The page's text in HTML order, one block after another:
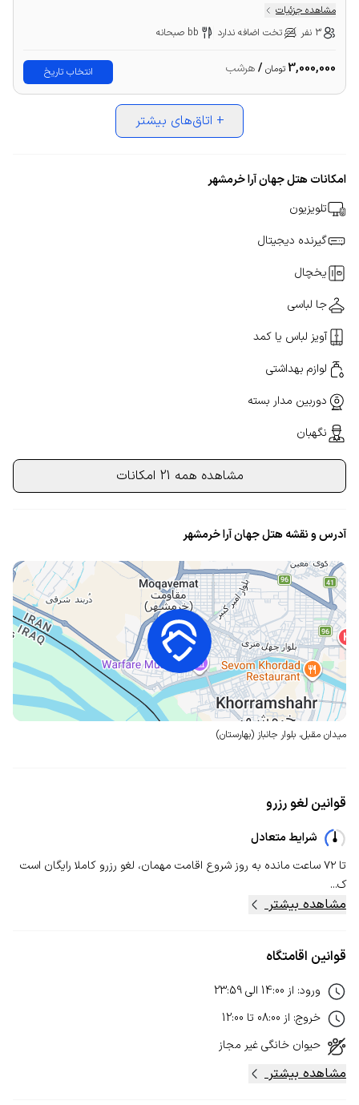
مشاهده جزئیات
3 نفر
تخت اضافه ندارد bb صبحانه
3,000,000تومان /هرشب انتخاب تاریخ
+ اتاق‌های بیشتر
امکانات هتل جهان آرا خرمشهر
تلویزیون
گیرنده دیجیتال
یخچال
جا لباسی
آویز لباس یا کمد
لوازم بهداشتی
دوربین مدار بسته
نگهبان
مشاهده همه 21 امکانات
آدرس و نقشه هتل جهان آرا خرمشهر
میدان مقبل، بلوار جانباز (بهارستان)
قوانین لغو رزرو
شرایط متعادل
تا ۷۲ ساعت مانده به روز شروع اقامت مهمان، لغو رزرو کاملا رایگان است
ک...
مشاهده بیشتر
قوانین اقامتگاه
ورود: از 14:00 الی23:59
خروج: از 08:00 تا 12:00
حیوان خانگیغیر مجاز
مشاهده بیشتر